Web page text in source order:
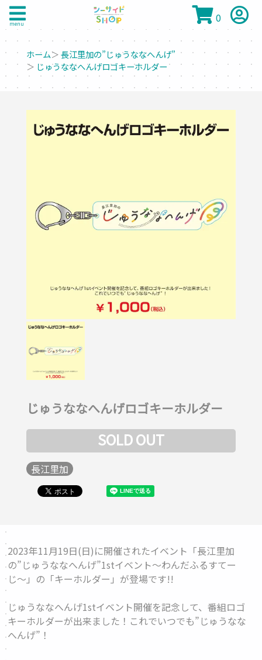
menu 0
ホーム＞長江里加の”じゅうななへんげ”
＞ じゅうななへんげロゴキーホルダー
じゅうななへんげロゴキーホルダー
SOLD OUT
長江里加
2023年11月19日(日)に開催されたイベント「長江里加
の”じゅうななへんげ”1stイベント〜わんだふるすてー
じ〜」の「キーホルダー 」が登場です!!
じゅうななへんげ1stイベント開催を記念して、番組ロゴ
キーホルダーが出来ました！これでいつでも”じゅうなな
へんげ”！